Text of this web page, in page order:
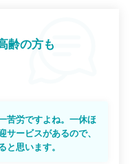
齢の方も
苦労ですよね。一休ほ
ービスがあるので、
と思います。